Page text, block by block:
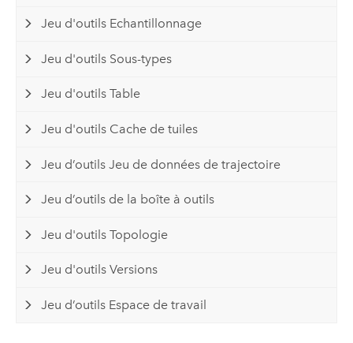
Jeu d'outils Echantillonnage
Jeu d'outils Sous-types
Jeu d'outils Table
Jeu d'outils Cache de tuiles
Jeu d’outils Jeu de données de trajectoire
Jeu d’outils de la boîte à outils
Jeu d'outils Topologie
Jeu d'outils Versions
Jeu d’outils Espace de travail